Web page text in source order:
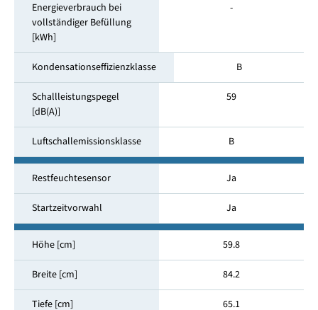
Energieverbrauch bei
vollständiger Befüllung
[kWh]
-
Kondensationseffizienzklasse B
Schallleistungspegel
[dB(A)]
59
Luftschallemissionsklasse B
Restfeuchtesensor Ja
Startzeitvorwahl Ja
Höhe [cm] 59.8
Breite [cm] 84.2
Tiefe [cm] 65.1